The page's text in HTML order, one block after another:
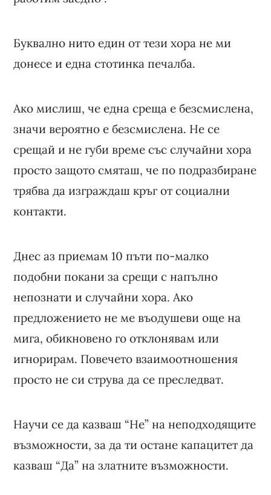
Буквално нито един от тези хора не ми
донесе и една стотинка печалба.
Ако мислиш, че една среща е безсмислена,
значи вероятно е безсмислена. Не се
срещай и не губи време със случайни хора
просто защото смяташ, че по подразбиране
трябва да изграждаш кръг от социални
контакти.
Днес аз приемам 10 пъти по-малко
подобни покани за срещи с напълно
непознати и случайни хора. Ако
предложението не ме въодушеви още на
мига, обикновено го отклонявам или
игнорирам. Повечето взаимоотношения
просто не си струва да се преследват.
Научи се да казваш “Не” на неподходящите
възможности, за да ти остане капацитет да
казваш “Да” на златните възможности.